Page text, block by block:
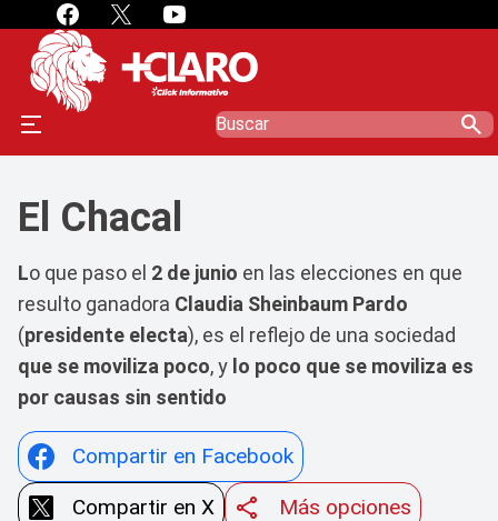
search
El Chacal
Lo que paso el 2 de junio en las elecciones en que
resulto ganadora Claudia Sheinbaum Pardo
(presidente electa), es el reflejo de una sociedad
que se moviliza poco, y lo poco que se moviliza es
por causas sin sentido
Compartir en Facebook
Compartir en X
Más opciones